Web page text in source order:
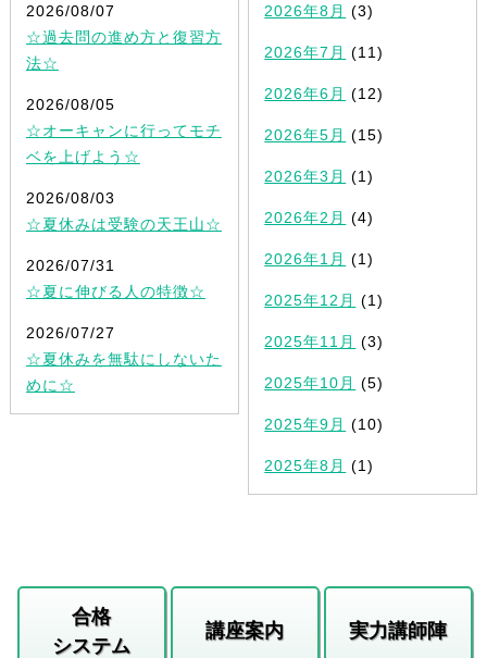
2026/08/07
☆過去問の進め方と復習方
法☆
2026/08/05
☆オーキャンに行ってモチ
ベを上げよう☆
2026/08/03
☆夏休みは受験の天王山☆
2026/07/31
☆夏に伸びる人の特徴☆
2026/07/27
☆夏休みを無駄にしないた
めに☆
2026年8月 (3)
2026年7月 (11)
2026年6月 (12)
2026年5月 (15)
2026年3月 (1)
2026年2月 (4)
2026年1月 (1)
2025年12月 (1)
2025年11月 (3)
2025年10月 (5)
2025年9月 (10)
2025年8月 (1)
合格
システム
講座案内 実力講師陣